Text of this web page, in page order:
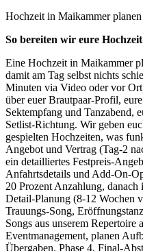
Hochzeit in Maikammerplanen
So bereiten wir eure
Eine Hochzeit in Maikammer
damit am Tag selbst nichts
Minuten via Video oder vor
über euer Brautpaar-Profil,
Sektempfang und Tanzabend,
Setlist-Richtung. Wir geben
gespielten Hochzeiten, was
Angebot und Vertrag (Tag-2
ein detailliertes Festpreis-
Anfahrtsdetails und Add-On-
20 Prozent Anzahlung, danach
Detail-Planung (8-12 Wochen
Trauungs-Song,
Songs aus unserem
Eventmanagement, planen
Übergaben. Phase 4, Final-